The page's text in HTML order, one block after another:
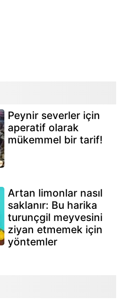
Peynir severler için
aperatif olarak
mükemmel bir tarif!
Artan limonlar nasıl
saklanır: Bu harika
turunçgil meyvesini
ziyan etmemek için
yöntemler